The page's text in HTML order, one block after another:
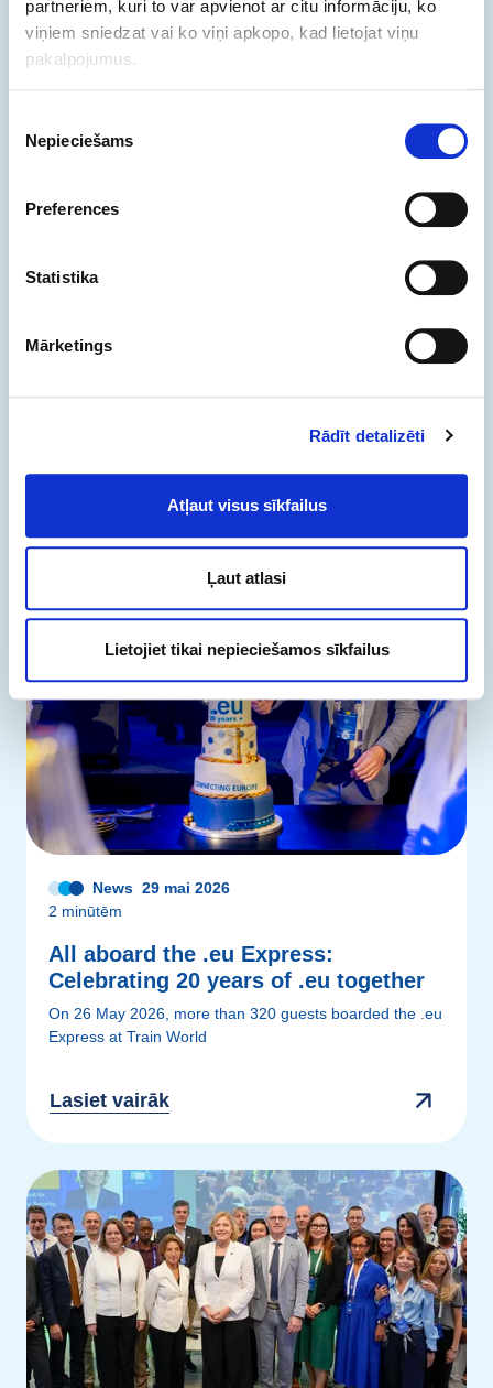
partneriem, kuri to var apvienot ar citu informāciju, ko
viņiem sniedzat vai ko viņi apkopo, kad lietojat viņu
pakalpojumus.
izvēle
Nepieciešams
Preferences
Statistika
Mārketings
Rādīt detalizēti
Atļaut visus sīkfailus
Ļaut atlasi
Lietojiet tikai nepieciešamos sīkfailus
Celebrating 10 Years of .ею
On 1 June 2026, EURid celebrates the 10th anniversary
News 29 mai 2026
2 minūtēm
All aboard the .eu Express:
Celebrating 20 years of .eu together
On 26 May 2026, more than 320 guests boarded the .eu
Express at Train World
Lasiet vairāk